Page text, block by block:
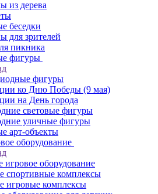
из дерева
беседки
для зрителей
пикника
фигуры
фигуры
ко Дню Победы (9 мая)
на День города
световые фигуры
уличные фигуры
арт-объекты
оборудование
игровое оборудование
спортивные комплексы
игровые комплексы